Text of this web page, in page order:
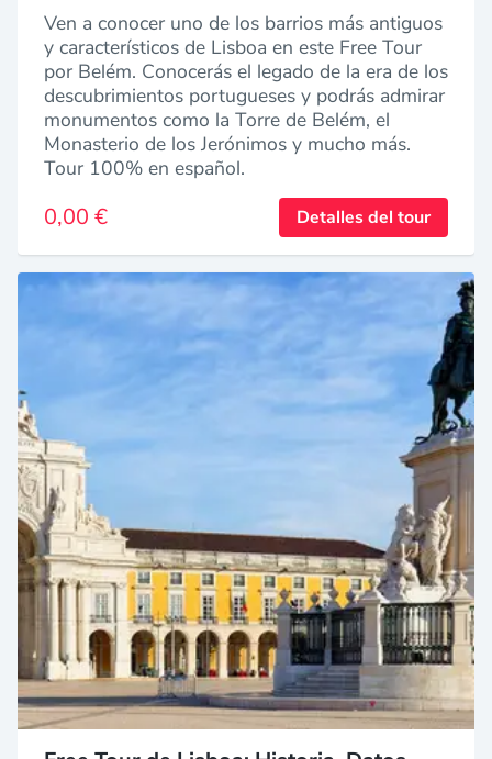
Ven a conocer uno de los barrios más antiguos
y característicos de Lisboa en este Free Tour
por Belém. Conocerás el legado de la era de los
descubrimientos portugueses y podrás admirar
monumentos como la Torre de Belém, el
Monasterio de los Jerónimos y mucho más.
Tour 100% en español.
0,00 € Detalles del tour